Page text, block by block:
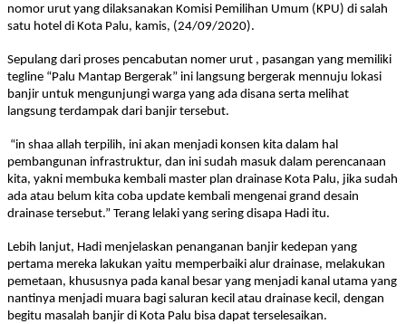
nomor urut yang dilaksanakan Komisi Pemilihan Umum (KPU) di salah
satu hotel di Kota Palu, kamis, (24/09/2020).
Sepulang dari proses pencabutan nomer urut , pasangan yang memiliki
tegline “Palu Mantap Bergerak” ini langsung bergerak mennuju lokasi
banjir untuk mengunjungi warga yang ada disana serta melihat
langsung terdampak dari banjir tersebut.
“in shaa allah terpilih, ini akan menjadi konsen kita dalam hal
pembangunan infrastruktur, dan ini sudah masuk dalam perencanaan
kita, yakni membuka kembali master plan drainase Kota Palu, jika sudah
ada atau belum kita coba update kembali mengenai grand desain
drainase tersebut.” Terang lelaki yang sering disapa Hadi itu.
Lebih lanjut, Hadi menjelaskan penanganan banjir kedepan yang
pertama mereka lakukan yaitu memperbaiki alur drainase, melakukan
pemetaan, khususnya pada kanal besar yang menjadi kanal utama yang
nantinya menjadi muara bagi saluran kecil atau drainase kecil, dengan
begitu masalah banjir di Kota Palu bisa dapat terselesaikan.